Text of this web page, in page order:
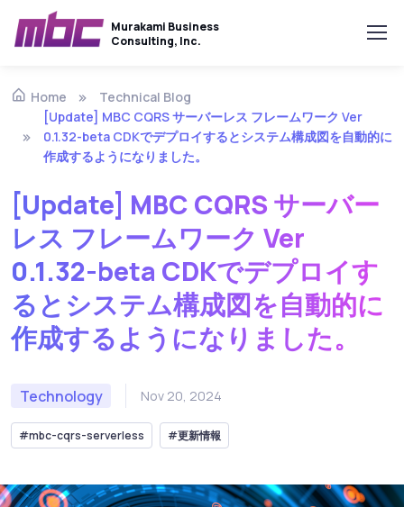
Murakami Business
Consulting, Inc.
Home
Technical Blog
[Update] MBC CQRS サーバーレス フレームワーク Ver
0.1.32-beta CDKでデプロイするとシステム構成図を自動的に
作成するようになりました。
[Update] MBC CQRS サーバー
レス フレームワーク Ver
0.1.32-beta CDKでデプロイす
るとシステム構成図を自動的に
作成するようになりました。
Technology Nov 20, 2024
#mbc-cqrs-serverless #更新情報